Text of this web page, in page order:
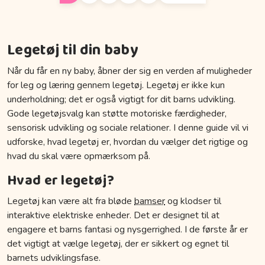
Legetøj til din baby
Når du får en ny baby, åbner der sig en verden af muligheder
for leg og læring gennem legetøj. Legetøj er ikke kun
underholdning; det er også vigtigt for dit barns udvikling.
Gode legetøjsvalg kan støtte motoriske færdigheder,
sensorisk udvikling og sociale relationer. I denne guide vil vi
udforske, hvad legetøj er, hvordan du vælger det rigtige og
hvad du skal være opmærksom på.
Hvad er legetøj?
Legetøj kan være alt fra bløde bamserog klodser til
interaktive elektriske enheder. Det er designet til at
engagere et barns fantasi og nysgerrighed. I de første år er
det vigtigt at vælge legetøj, der er sikkert og egnet til
barnets udviklingsfase.